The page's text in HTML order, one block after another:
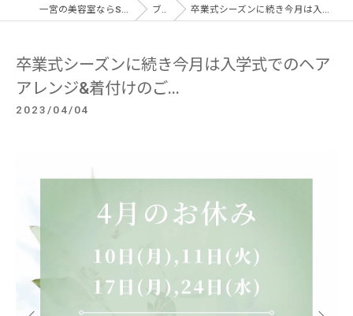
一宮の美容室ならSIEVE HAIR 一宮駅前店 ブログ 卒業式シーズンに続き今月は入学式でのヘアアレンジ&着付けのご...
卒業式シーズンに続き今月は入学式でのヘア
アレンジ&着付けのご...
2023/04/04